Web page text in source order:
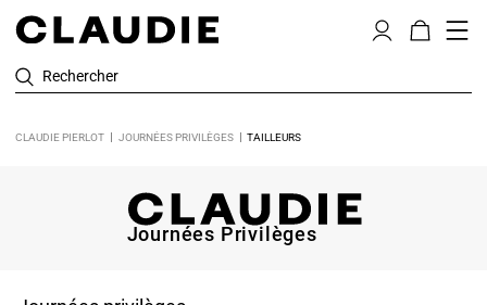
Rechercher
CLAUDIE PIERLOT JOURNÉES PRIVILÈGES TAILLEURS
Journées Privilèges